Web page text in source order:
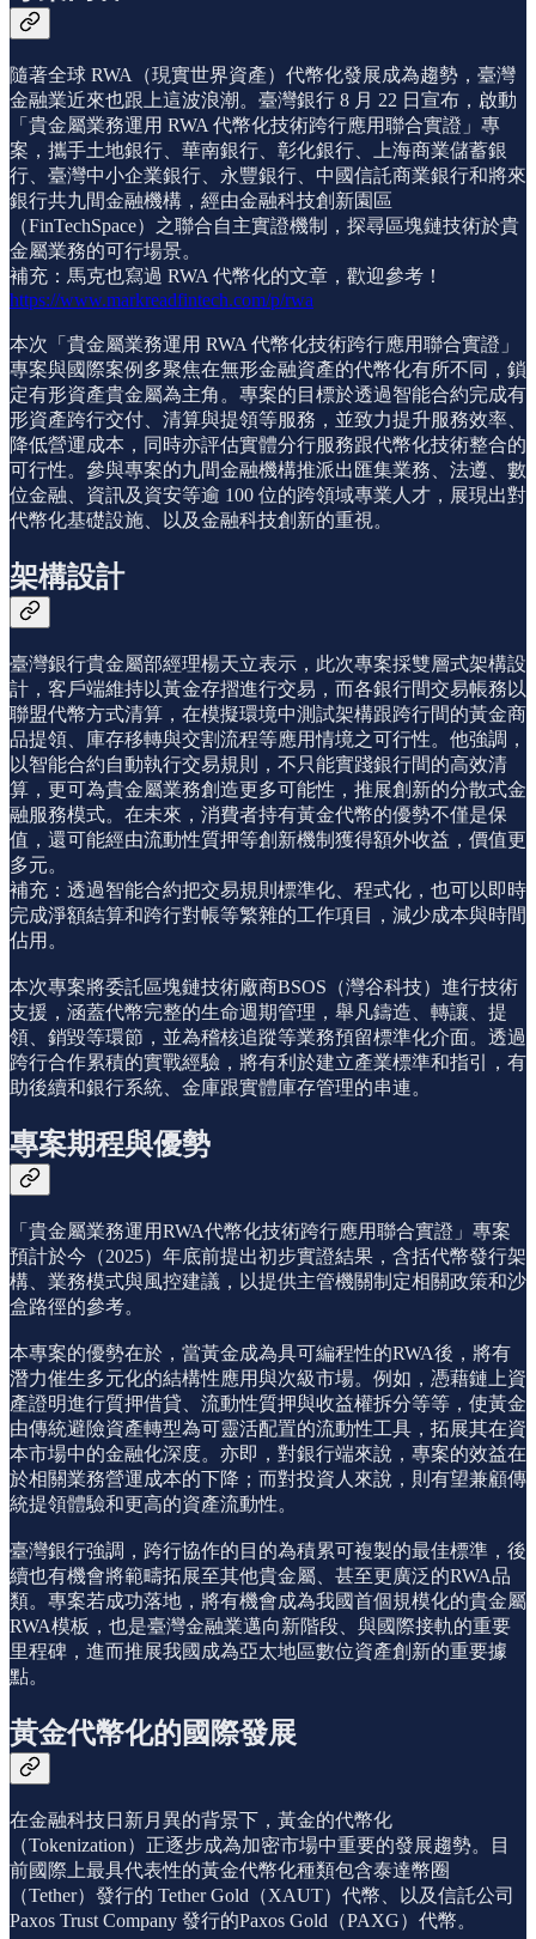
隨著全球 RWA（現實世界資產）代幣化發展成為趨勢，臺灣
金融業近來也跟上這波浪潮。臺灣銀行 8 月 22 日宣布，啟動
「貴金屬業務運用 RWA 代幣化技術跨行應用聯合實證」專
案，攜手土地銀行、華南銀行、彰化銀行、上海商業儲蓄銀
行、臺灣中小企業銀行、永豐銀行、中國信託商業銀行和將來
銀行共九間金融機構，經由金融科技創新園區
（FinTechSpace）之聯合自主實證機制，探尋區塊鏈技術於貴
金屬業務的可行場景。
補充：馬克也寫過 RWA 代幣化的文章，歡迎參考！
https://www.markreadfintech.com/p/rwa
本次「貴金屬業務運用 RWA 代幣化技術跨行應用聯合實證」
專案與國際案例多聚焦在無形金融資產的代幣化有所不同，鎖
定有形資產貴金屬為主角。專案的目標於透過智能合約完成有
形資產跨行交付、清算與提領等服務，並致力提升服務效率、
降低營運成本，同時亦評估實體分行服務跟代幣化技術整合的
可行性。參與專案的九間金融機構推派出匯集業務、法遵、數
位金融、資訊及資安等逾 100 位的跨領域專業人才，展現出對
代幣化基礎設施、以及金融科技創新的重視。
架構設計
臺灣銀行貴金屬部經理楊天立表示，此次專案採雙層式架構設
計，客戶端維持以黃金存摺進行交易，而各銀行間交易帳務以
聯盟代幣方式清算，在模擬環境中測試架構跟跨行間的黃金商
品提領、庫存移轉與交割流程等應用情境之可行性。他強調，
以智能合約自動執行交易規則，不只能實踐銀行間的高效清
算，更可為貴金屬業務創造更多可能性，推展創新的分散式金
融服務模式。在未來，消費者持有黃金代幣的優勢不僅是保
值，還可能經由流動性質押等創新機制獲得額外收益，價值更
多元。
補充：透過智能合約把交易規則標準化、程式化，也可以即時
完成淨額結算和跨行對帳等繁雜的工作項目，減少成本與時間
佔用。
本次專案將委託區塊鏈技術廠商BSOS（灣谷科技）進行技術
支援，涵蓋代幣完整的生命週期管理，舉凡鑄造、轉讓、提
領、銷毀等環節，並為稽核追蹤等業務預留標準化介面。透過
跨行合作累積的實戰經驗，將有利於建立產業標準和指引，有
助後續和銀行系統、金庫跟實體庫存管理的串連。
專案期程與優勢
「貴金屬業務運用RWA代幣化技術跨行應用聯合實證」專案
預計於今（2025）年底前提出初步實證結果，含括代幣發行架
構、業務模式與風控建議，以提供主管機關制定相關政策和沙
盒路徑的參考。
本專案的優勢在於，當黃金成為具可編程性的RWA後，將有
潛力催生多元化的結構性應用與次級市場。例如，憑藉鏈上資
產證明進行質押借貸、流動性質押與收益權拆分等等，使黃金
由傳統避險資產轉型為可靈活配置的流動性工具，拓展其在資
本市場中的金融化深度。亦即，對銀行端來說，專案的效益在
於相關業務營運成本的下降；而對投資人來說，則有望兼顧傳
統提領體驗和更高的資產流動性。
臺灣銀行強調，跨行協作的目的為積累可複製的最佳標準，後
續也有機會將範疇拓展至其他貴金屬、甚至更廣泛的RWA品
類。專案若成功落地，將有機會成為我國首個規模化的貴金屬
RWA模板，也是臺灣金融業邁向新階段、與國際接軌的重要
里程碑，進而推展我國成為亞太地區數位資產創新的重要據
點。
黃金代幣化的國際發展
在金融科技日新月異的背景下，黃金的代幣化
（Tokenization）正逐步成為加密市場中重要的發展趨勢。目
前國際上最具代表性的黃金代幣化種類包含泰達幣圈
（Tether）發行的 Tether Gold（XAUT）代幣、以及信託公司
Paxos Trust Company 發行的Paxos Gold（PAXG）代幣。